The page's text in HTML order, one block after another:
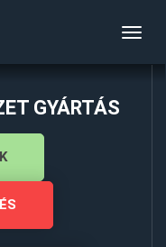
GYÁRTÁS